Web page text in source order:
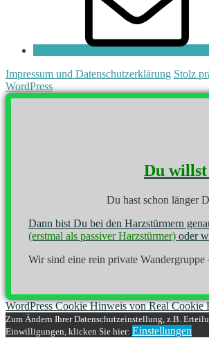
Impressum und Datenschutzerklärung Stolz
WordPress
Du willst
Du hast schon länger
Dann bist Du bei den Harzstürmern
(erstmal als passiver Harzstürmer) oder
Wir sind eine rein private Wandergruppe
WordPress Cookie Hinweis von Real Cookie
Zum Ändern Ihrer Datenschutzeinstellung, z.B.
Einwilligungen, klicken Sie hier: Einstellungen